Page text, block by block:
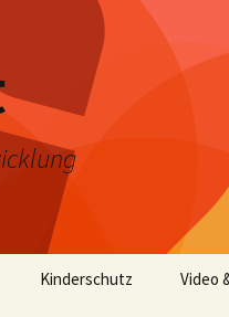
Kinderschutz Video